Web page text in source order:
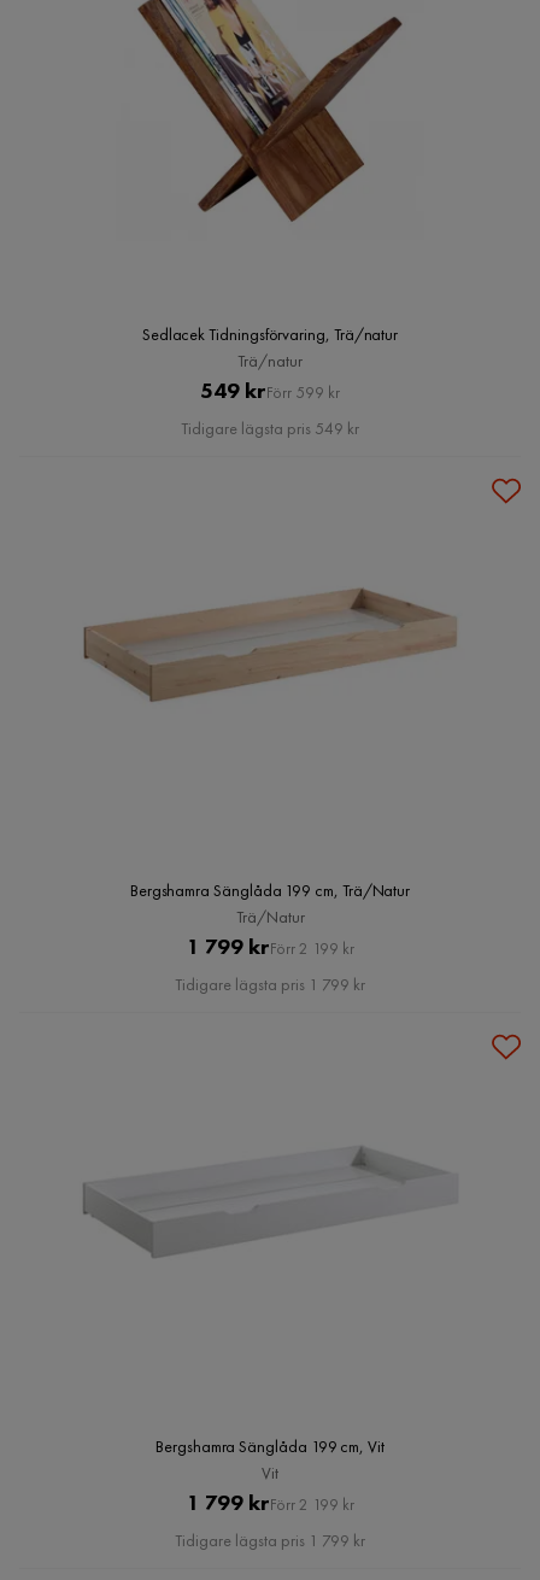
Sedlacek Tidningsförvaring, Trä/natur
Trä/natur
Pris
549 krOriginal
Pris
Förr 599 kr
Tidigare lägsta pris 549 kr
Bergshamra Sänglåda 199 cm, Trä/Natur
Trä/Natur
Pris
1 799 krOriginal
Pris
Förr 2 199 kr
Tidigare lägsta pris 1 799 kr
Bergshamra Sänglåda 199 cm, Vit
Vit
Pris
1 799 krOriginal
Pris
Förr 2 199 kr
Tidigare lägsta pris 1 799 kr